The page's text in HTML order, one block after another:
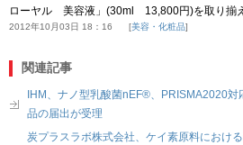
ローヤル 美容液」(30ml 13,800円)を取り揃え
2012年10月03日 18：16 美容・化粧品
関連記事
IHM、ナノ型乳酸菌nEF®、PRISMA2020
品の届出が受理
炭プラスラボ株式会社、ケイ素原料におけ